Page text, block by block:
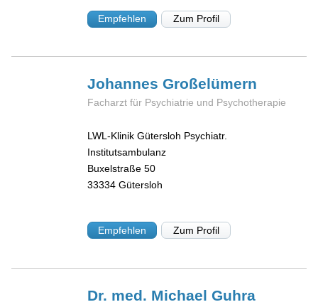
Empfehlen Zum Profil
JohannesGroßelümern
Facharzt für Psychiatrie und Psychotherapie
LWL-Klinik Gütersloh Psychiatr.
Institutsambulanz
Buxelstraße 50
33334 Gütersloh
Empfehlen Zum Profil
Dr. med. MichaelGuhra